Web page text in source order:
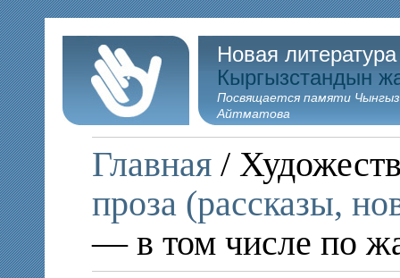
Новая
Кыргызстандын
Посвящается памяти
Айтматова
Главная /
проза (рассказы,
— в том числе по